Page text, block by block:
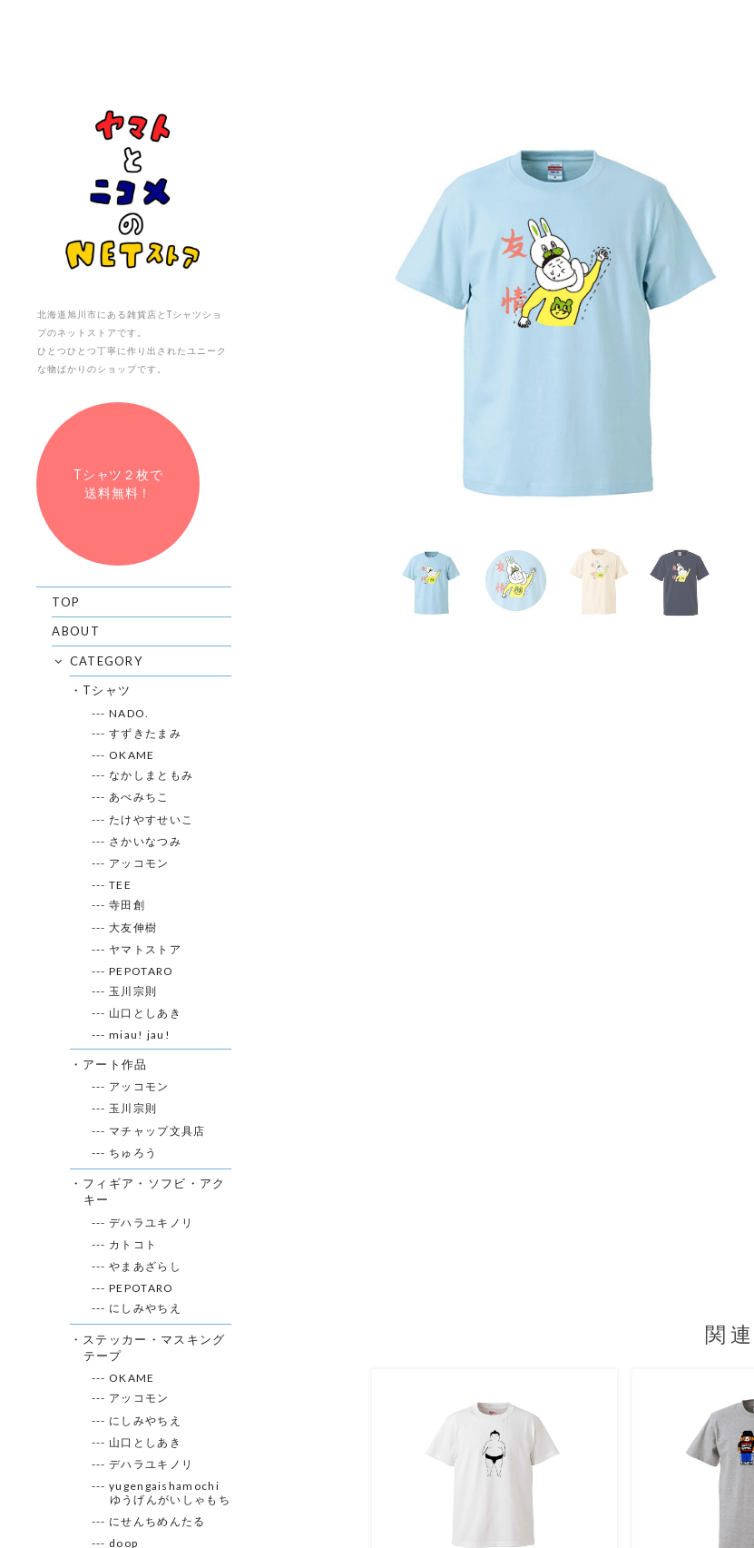
北海道旭川市にある雑貨店とTシャツショ
プのネットストアです。
ひとつひとつ丁寧に作り出されたユニーク
な物ばかりのショップです。
Tシャツ２枚で
送料無料！
TOP
ABOUT
CATEGORY
・Tシャツ
--- NADO.
--- すずきたまみ
--- OKAME
--- なかしまともみ
--- あべみちこ
--- たけやすせいこ
--- さかいなつみ
--- アッコモン
--- TEE
--- 寺田創
--- 大友伸樹
--- ヤマトストア
--- PEPOTARO
--- 玉川宗則
--- 山口としあき
--- miau! jau!
・アート作品
--- アッコモン
--- 玉川宗則
--- マチャップ文具店
--- ちゅろう
・フィギア・ソフビ・アク
キー
--- デハラユキノリ
--- カトコト
--- やまあざらし
--- PEPOTARO
--- にしみやちえ
・ステッカー・マスキング
テープ
--- OKAME
--- アッコモン
--- にしみやちえ
--- 山口としあき
--- デハラユキノリ
--- yugengaishamochi
ゆうげんがいしゃもち
--- にせんちめんたる
--- doop
関